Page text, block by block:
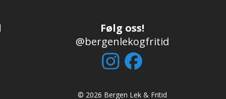
Følg oss!
@bergenlekogfritid
© 2026 Bergen Lek & Fritid